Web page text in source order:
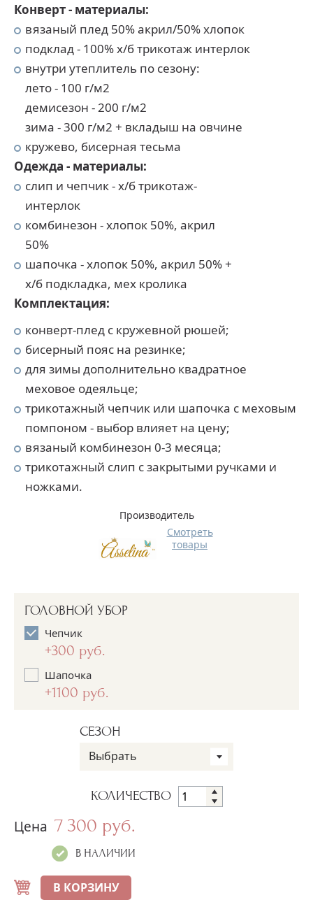
Конверт - материалы:
вязаный плед 50% акрил/50% хлопок
подклад - 100% х/б трикотаж интерлок
внутри утеплитель по сезону:
лето - 100 г/м2
демисезон - 200 г/м2
зима - 300 г/м2 + вкладыш на овчине
кружево, бисерная тесьма
Одежда - материалы:
слип и чепчик - х/б трикотаж-
интерлок
комбинезон - хлопок 50%, акрил
50%
шапочка - хлопок 50%, акрил 50% +
х/б подкладка, мех кролика
Комплектация:
конверт-плед с кружевной рюшей;
бисерный пояс на резинке;
для зимы дополнительно квадратное
меховое одеяльце;
трикотажный чепчик или шапочка с меховым
помпоном - выбор влияет на цену;
вязаный комбинезон 0-3 месяца;
трикотажный слип с закрытыми ручками и
ножками.
Производитель
Смотреть
товары
ГОЛОВНОЙ УБОР
Чепчик
+300 руб.
Шапочка
+1100 руб.
СЕЗОН
Выбрать
КОЛИЧЕСТВО
Цена 7 300 руб.
В НАЛИЧИИ
В КОРЗИНУ